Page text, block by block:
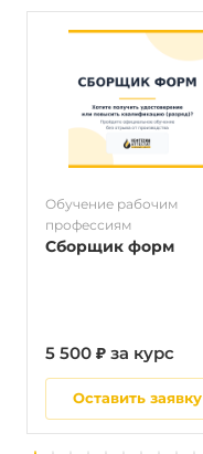
Обучение рабочим
профессиям
Сборщик форм
5 500 ₽ за курс
Оставить заявку